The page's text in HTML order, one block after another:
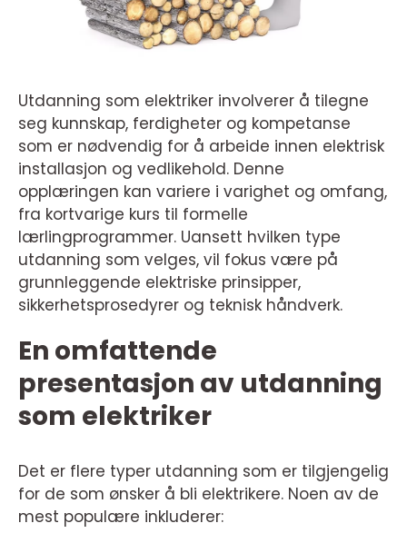
Utdanning som elektriker involverer å tilegne
seg kunnskap, ferdigheter og kompetanse
som er nødvendig for å arbeide innen elektrisk
installasjon og vedlikehold. Denne
opplæringen kan variere i varighet og omfang,
fra kortvarige kurs til formelle
lærlingprogrammer. Uansett hvilken type
utdanning som velges, vil fokus være på
grunnleggende elektriske prinsipper,
sikkerhetsprosedyrer og teknisk håndverk.
En omfattende
presentasjon av utdanning
som elektriker
Det er flere typer utdanning som er tilgjengelig
for de som ønsker å bli elektrikere. Noen av de
mest populære inkluderer: